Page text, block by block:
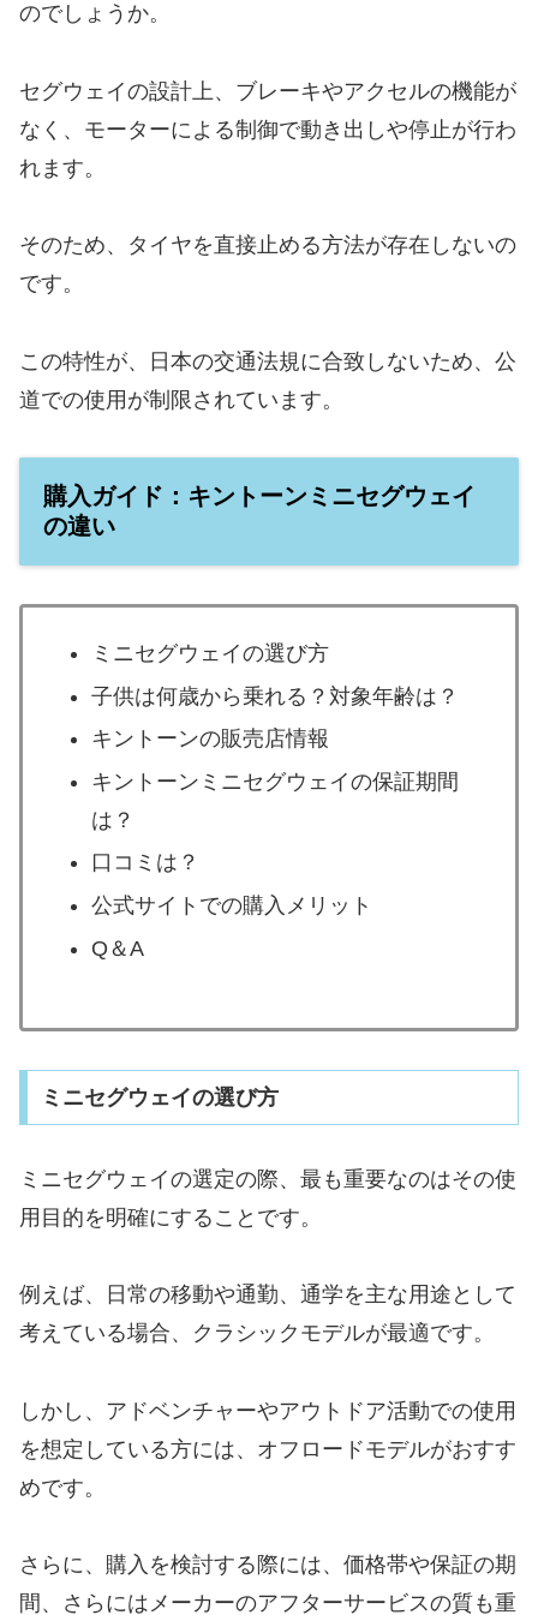
のでしょうか。
セグウェイの設計上、ブレーキやアクセルの機能が
なく、モーターによる制御で動き出しや停止が行わ
れます。
そのため、タイヤを直接止める方法が存在しないの
です。
この特性が、日本の交通法規に合致しないため、公
道での使用が制限されています。
購入ガイド：キントーンミニセグウェイ
の違い
ミニセグウェイの選び方
子供は何歳から乗れる？対象年齢は？
キントーンの販売店情報
キントーンミニセグウェイの保証期間
は？
口コミは？
公式サイトでの購入メリット
Q＆A
ミニセグウェイの選び方
ミニセグウェイの選定の際、最も重要なのはその使
用目的を明確にすることです。
例えば、日常の移動や通勤、通学を主な用途として
考えている場合、クラシックモデルが最適です。
しかし、アドベンチャーやアウトドア活動での使用
を想定している方には、オフロードモデルがおすす
めです。
さらに、購入を検討する際には、価格帯や保証の期
間、さらにはメーカーのアフターサービスの質も重